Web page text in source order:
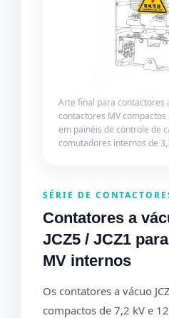
Arte final para contactores
contactores MV
em painéis de controle de
comutadores internos de
SÉRIE DE
Contatores a
JCZ5 / JCZ1
MV internos
Os contatores a vácuo
compactos de 7,2 kV e